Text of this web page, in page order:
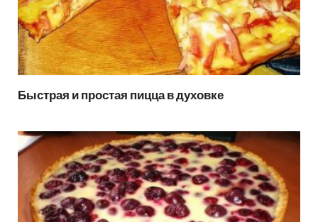
Быстрая и простая пицца в духовке